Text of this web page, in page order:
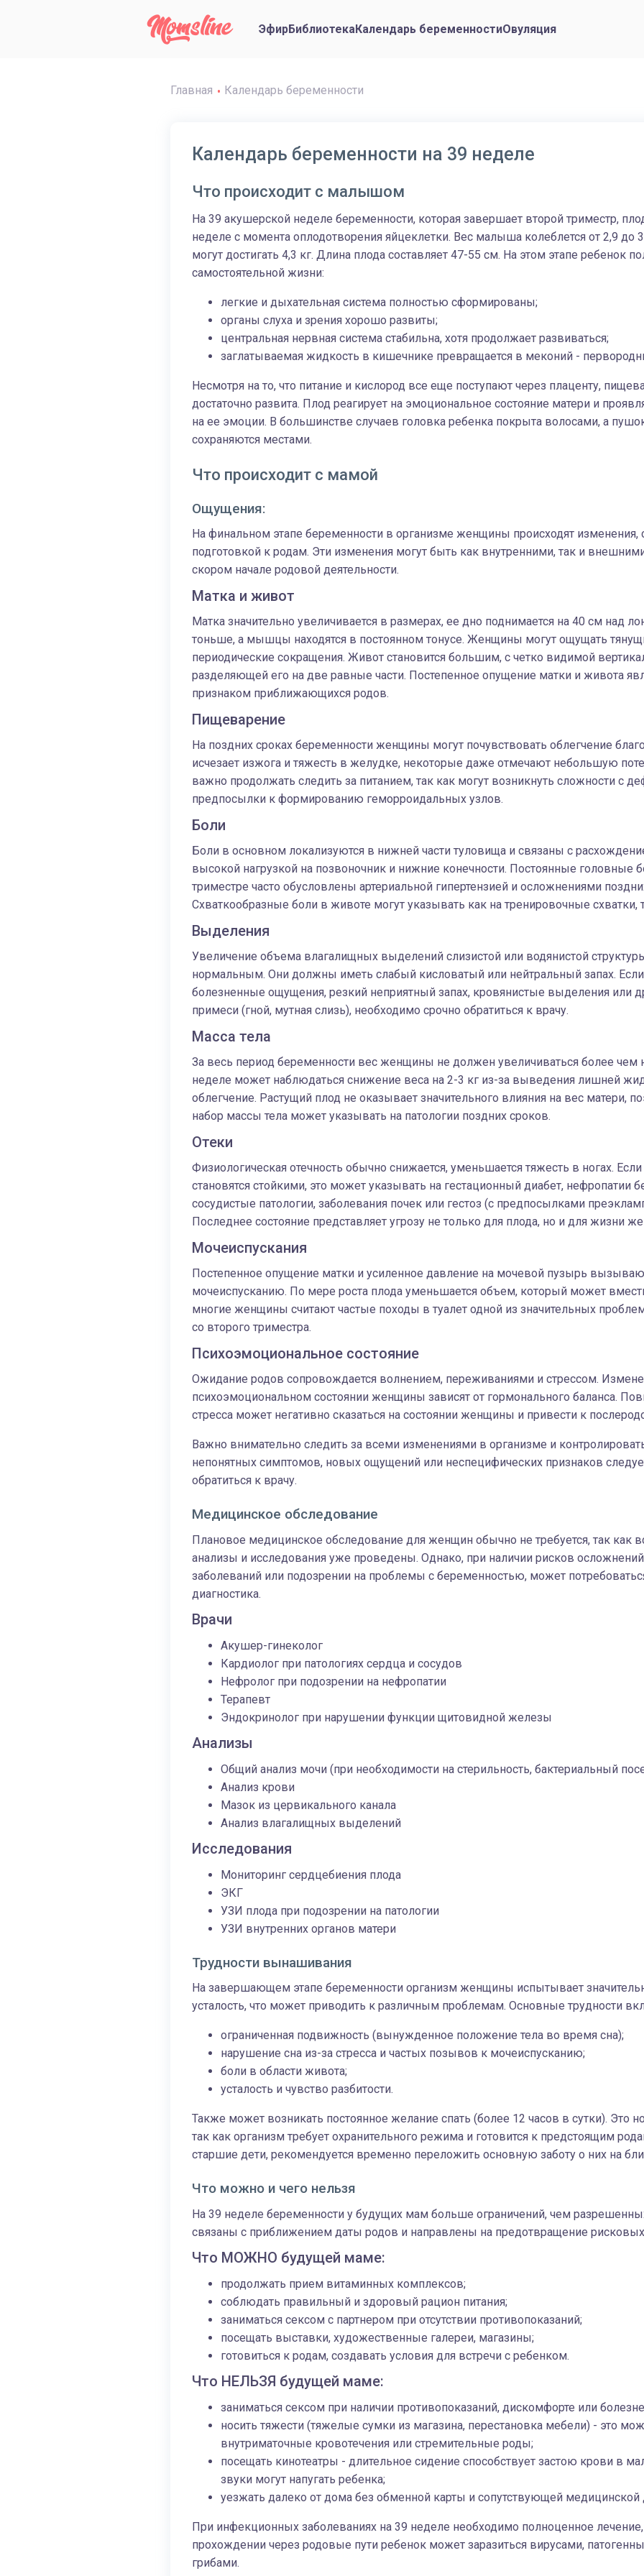
ЭфирБиблиотекаКалендарь беременностиОвуляция
Главная Календарь беременности
Календарь беременности на 39 неделе
Что происходит с малышом
На 39 акушерской неделе беременности, которая завершает второй триместр,
неделе с момента оплодотворения яйцеклетки. Вес малыша колеблется от 2,9 до
могут достигать 4,3 кг. Длина плода составляет 47-55 см. На этом этапе ребенок
самостоятельной жизни:
легкие и дыхательная система полностью сформированы;
органы слуха и зрения хорошо развиты;
центральная нервная система стабильна, хотя продолжает развиваться;
заглатываемая жидкость в кишечнике превращается в меконий -
Несмотря на то, что питание и кислород все еще поступают через плаценту,
достаточно развита. Плод реагирует на эмоциональное состояние матери и
на ее эмоции. В большинстве случаев головка ребенка покрыта волосами, а
сохраняются местами.
Что происходит с мамой
Ощущения:
На финальном этапе беременности в организме женщины происходят изменения,
подготовкой к родам. Эти изменения могут быть как внутренними, так и
скором начале родовой деятельности.
Матка и живот
Матка значительно увеличивается в размерах, ее дно поднимается на 40 см над
тоньше, а мышцы находятся в постоянном тонусе. Женщины могут ощущать
периодические сокращения. Живот становится большим, с четко видимой
разделяющей его на две равные части. Постепенное опущение матки и живота
признаком приближающихся родов.
Пищеварение
На поздних сроках беременности женщины могут почувствовать облегчение
исчезает изжога и тяжесть в желудке, некоторые даже отмечают небольшую
важно продолжать следить за питанием, так как могут возникнуть сложности с
предпосылки к формированию геморроидальных узлов.
Боли
Боли в основном локализуются в нижней части туловища и связаны с
высокой нагрузкой на позвоночник и нижние конечности. Постоянные головные
триместре часто обусловлены артериальной гипертензией и осложнениями
Схваткообразные боли в животе могут указывать как на тренировочные схватки,
Выделения
Увеличение объема влагалищных выделений слизистой или водянистой
нормальным. Они должны иметь слабый кисловатый или нейтральный запах.
болезненные ощущения, резкий неприятный запах, кровянистые выделения или
примеси (гной, мутная слизь), необходимо срочно обратиться к врачу.
Масса тела
За весь период беременности вес женщины не должен увеличиваться более чем
неделе может наблюдаться снижение веса на 2-3 кг из-за выведения лишней
облегчение. Растущий плод не оказывает значительного влияния на вес матери,
набор массы тела может указывать на патологии поздних сроков.
Отеки
Физиологическая отечность обычно снижается, уменьшается тяжесть в ногах.
становятся стойкими, это может указывать на гестационный диабет, нефропатии
сосудистые патологии, заболевания почек или гестоз (с предпосылками
Последнее состояние представляет угрозу не только для плода, но и для жизни
Мочеиспускания
Постепенное опущение матки и усиленное давление на мочевой пузырь
мочеиспусканию. По мере роста плода уменьшается объем, который может
многие женщины считают частые походы в туалет одной из значительных
со второго триместра.
Психоэмоциональное состояние
Ожидание родов сопровождается волнением, переживаниями и стрессом.
психоэмоциональном состоянии женщины зависят от гормонального баланса.
стресса может негативно сказаться на состоянии женщины и привести к
Важно внимательно следить за всеми изменениями в организме и
непонятных симптомов, новых ощущений или неспецифических признаков
обратиться к врачу.
Медицинское обследование
Плановое медицинское обследование для женщин обычно не требуется, так как
анализы и исследования уже проведены. Однако, при наличии рисков
заболеваний или подозрении на проблемы с беременностью, может
диагностика.
Врачи
Акушер-гинеколог
Кардиолог при патологиях сердца и сосудов
Нефролог при подозрении на нефропатии
Терапевт
Эндокринолог при нарушении функции щитовидной железы
Анализы
Общий анализ мочи (при необходимости на стерильность, бактериальный
Анализ крови
Мазок из цервикального канала
Анализ влагалищных выделений
Исследования
Мониторинг сердцебиения плода
ЭКГ
УЗИ плода при подозрении на патологии
УЗИ внутренних органов матери
Трудности вынашивания
На завершающем этапе беременности организм женщины испытывает
усталость, что может приводить к различным проблемам. Основные трудности
ограниченная подвижность (вынужденное положение тела во время сна);
нарушение сна из-за стресса и частых позывов к мочеиспусканию;
боли в области живота;
усталость и чувство разбитости.
Также может возникать постоянное желание спать (более 12 часов в сутки). Это
так как организм требует охранительного режима и готовится к предстоящим
старшие дети, рекомендуется временно переложить основную заботу о них на
Что можно и чего нельзя
На 39 неделе беременности у будущих мам больше ограничений, чем
связаны с приближением даты родов и направлены на предотвращение рисковых
Что МОЖНО будущей маме:
продолжать прием витаминных комплексов;
соблюдать правильный и здоровый рацион питания;
заниматься сексом с партнером при отсутствии противопоказаний;
посещать выставки, художественные галереи, магазины;
готовиться к родам, создавать условия для встречи с ребенком.
Что НЕЛЬЗЯ будущей маме:
заниматься сексом при наличии противопоказаний, дискомфорте или
носить тяжести (тяжелые сумки из магазина, перестановка мебели) - это
внутриматочные кровотечения или стремительные роды;
посещать кинотеатры - длительное сидение способствует застою крови в
звуки могут напугать ребенка;
уезжать далеко от дома без обменной карты и сопутствующей медицинской
При инфекционных заболеваниях на 39 неделе необходимо полноценное лечение,
прохождении через родовые пути ребенок может заразиться вирусами,
грибами.